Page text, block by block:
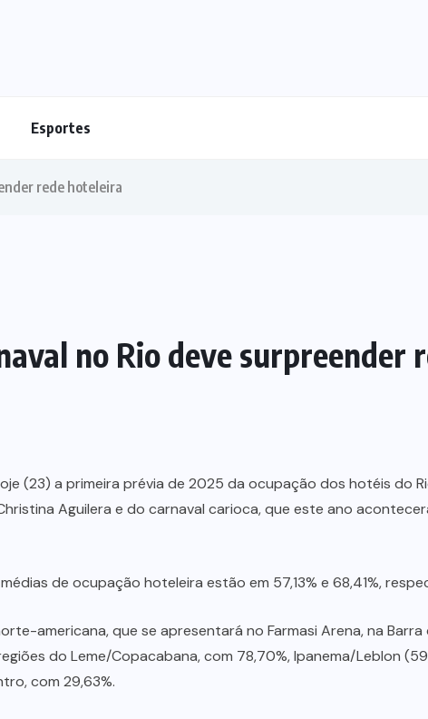
Esportes
rede hoteleira
no Rio deve surpreender
(23) a primeira prévia de 2025 da ocupação dos hotéis do
Aguilera e do carnaval carioca, que este ano
de ocupação hoteleira estão em 57,13% e 68,41%,
americana, que se apresentará no Farmasi Arena, na Barra
do Leme/Copacabana, com 78,70%, Ipanema/Leblon
com 29,63%.